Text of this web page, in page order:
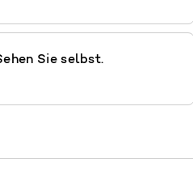
Sie selbst.